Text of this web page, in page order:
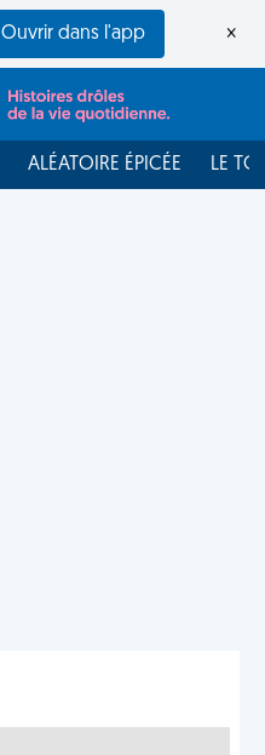
Ouvrir dans l'app ×
ALÉATOIRE ÉPICÉE LE